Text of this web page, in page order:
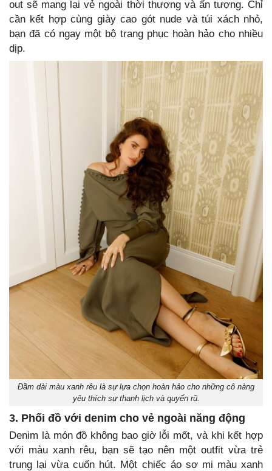
out sẽ mang lại vẻ ngoài thời thượng và ấn tượng. Chỉ
cần kết hợp cùng giày cao gót nude và túi xách nhỏ,
bạn đã có ngay một bộ trang phục hoàn hảo cho nhiều
dịp.
Đầm dài màu xanh rêu là sự lựa chọn hoàn hảo cho những cô nàng
yêu thích sự thanh lịch và quyến rũ.
3. Phối đồ với denim cho vẻ ngoài năng động
Denim là món đồ không bao giờ lỗi mốt, và khi kết hợp
với màu xanh rêu, bạn sẽ tạo nên một outfit vừa trẻ
trung lại vừa cuốn hút. Một chiếc áo sơ mi màu xanh